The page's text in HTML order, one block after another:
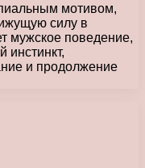
мотивом,
силу в
мужское поведение,
инстинкт,
и продолжение